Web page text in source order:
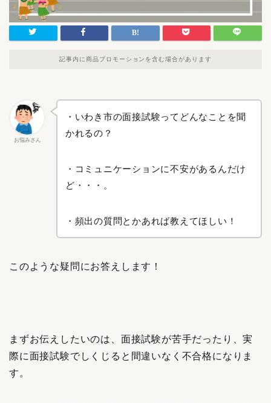
記事内に商品プロモーションを含む場合があります
お悩みさん
・いわき市の面接試験ってどんなことを聞
かれるの？
・コミュニケーションに不安があるんだけ
ど・・・。
・頻出の質問とかあれば教えてほしい！
このような疑問にお答えします！
まずお伝えしたいのは、面接試験が苦手だったり、実
際に面接試験でしくじると間違いなく不合格になりま
す。